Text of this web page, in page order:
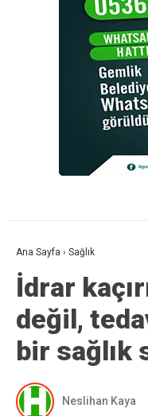
Ana Sayfa › Sağlık
İdrar
değil,
bir sağlık
Neslihan Kaya